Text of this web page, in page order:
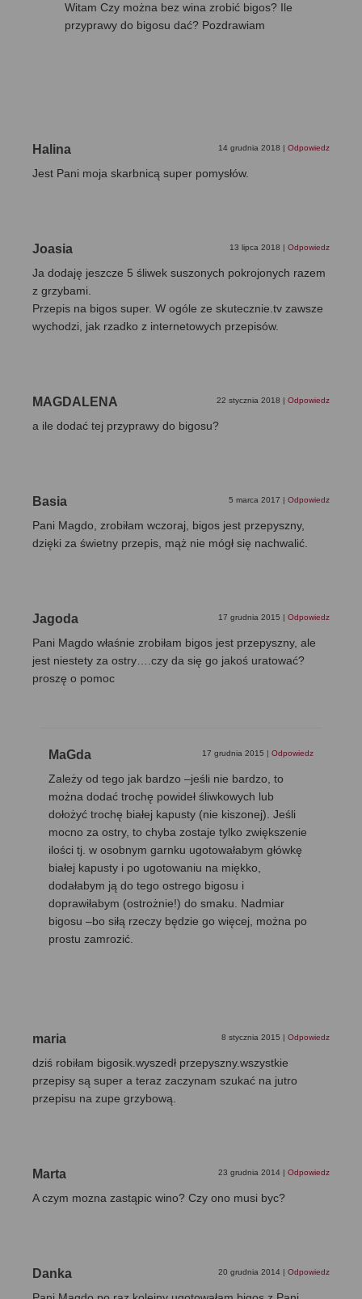
Witam Czy można bez wina zrobić bigos? Ile
przyprawy do bigosu dać? Pozdrawiam
Halina 14 grudnia 2018 | Odpowiedz
Jest Pani moja skarbnicą super pomysłów.
Joasia 13 lipca 2018 | Odpowiedz
Ja dodaję jeszcze 5 śliwek suszonych pokrojonych razem
z grzybami.
Przepis na bigos super. W ogóle ze skutecznie.tv zawsze
wychodzi, jak rzadko z internetowych przepisów.
MAGDALENA 22 stycznia 2018 | Odpowiedz
a ile dodać tej przyprawy do bigosu?
Basia 5 marca 2017 | Odpowiedz
Pani Magdo, zrobiłam wczoraj, bigos jest przepyszny,
dzięki za świetny przepis, mąż nie mógł się nachwalić.
Jagoda 17 grudnia 2015 | Odpowiedz
Pani Magdo właśnie zrobiłam bigos jest przepyszny, ale
jest niestety za ostry….czy da się go jakoś uratować?
proszę o pomoc
MaGda 17 grudnia 2015 | Odpowiedz
Zależy od tego jak bardzo –jeśli nie bardzo, to
można dodać trochę powideł śliwkowych lub
dołożyć trochę białej kapusty (nie kiszonej). Jeśli
mocno za ostry, to chyba zostaje tylko zwiększenie
ilości tj. w osobnym garnku ugotowałabym główkę
białej kapusty i po ugotowaniu na miękko,
dodałabym ją do tego ostrego bigosu i
doprawiłabym (ostrożnie!) do smaku. Nadmiar
bigosu –bo siłą rzeczy będzie go więcej, można po
prostu zamrozić.
maria 8 stycznia 2015 | Odpowiedz
dziś robiłam bigosik.wyszedł przepyszny.wszystkie
przepisy są super a teraz zaczynam szukać na jutro
przepisu na zupe grzybową.
Marta 23 grudnia 2014 | Odpowiedz
A czym mozna zastąpic wino? Czy ono musi byc?
Danka 20 grudnia 2014 | Odpowiedz